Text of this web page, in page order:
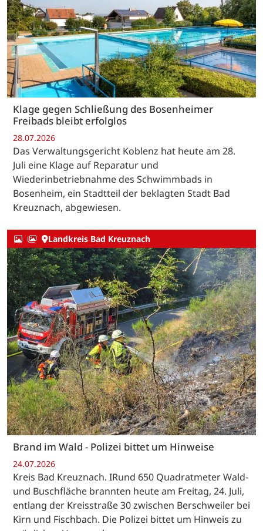
Klage gegen Schließung des Bosenheimer
Freibads bleibt erfolglos
28.07.2026
Das Verwaltungsgericht Koblenz hat heute am 28.
Juli eine Klage auf Reparatur und
Wiederinbetriebnahme des Schwimmbads in
Bosenheim, ein Stadtteil der beklagten Stadt Bad
Kreuznach, abgewiesen.
Landkreis Bad Kreuznach
Brand im Wald - Polizei bittet um Hinweise
24.07.2026
Kreis Bad Kreuznach. IRund 650 Quadratmeter Wald-
und Buschfläche brannten heute am Freitag, 24. Juli,
entlang der Kreisstraße 30 zwischen Berschweiler bei
Kirn und Fischbach. Die Polizei bittet um Hinweis zu